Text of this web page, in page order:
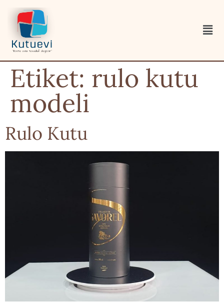
Etiket: rulo kutu
modeli
Rulo Kutu